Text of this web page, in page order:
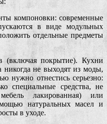
компоновки: современные
в виде модульных
отдельные предметы
(включая покрытие). Кухни
никогда не выходят из моды,
нужно отнестись серьезно:
специальные средства, не
лакированная) или
натуральных масел и
в уходе.